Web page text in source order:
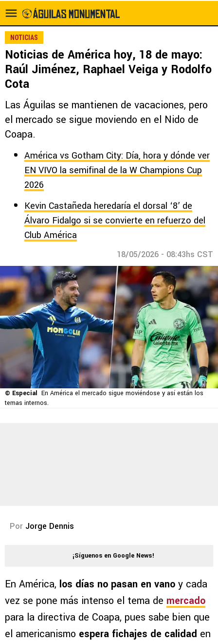
NOTICIAS
Noticias de América hoy, 18 de mayo:
Raúl Jiménez, Raphael Veiga y Rodolfo
Cota
Las Águilas se mantienen de vacaciones, pero
el mercado se sigue moviendo en el Nido de
Coapa.
América vs Gotham City: Día, hora y dónde ver
EN VIVO la semifinal de la W Champions Cup
2026
Kevin Castañeda heredaría el dorsal ‘8’ de
Álvaro Fidalgo si se convierte en refuerzo del
Club América
18/05/2026 - 08:43hs CST
© Especial En América el mercado sigue moviéndose y así están los
temas internos.
Por Jorge Dennis
¡Síguenos en Google News!
En América, los días no pasan en vano y cada
vez se pone más intenso el tema de mercado
para la directiva de Coapa, pues sabe bien que
el americanismo espera fichajes de calidad en